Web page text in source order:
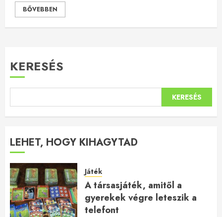
BŐVEBBEN
KERESÉS
KERESÉS
LEHET, HOGY KIHAGYTAD
Játék
A társasjáték, amitől a
gyerekek végre leteszik a
telefont